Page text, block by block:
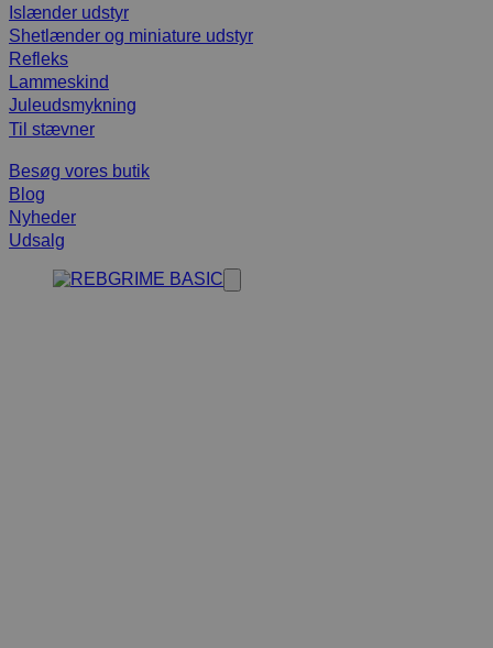
Islænder udstyr
Shetlænder og miniature udstyr
Refleks
Lammeskind
Juleudsmykning
Til stævner
Besøg vores butik
Blog
Nyheder
Udsalg